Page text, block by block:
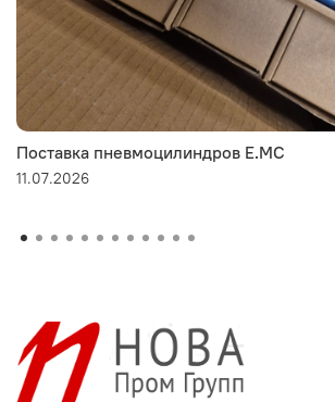
Поставка пневмоцилиндров E.MC
11.07.2026